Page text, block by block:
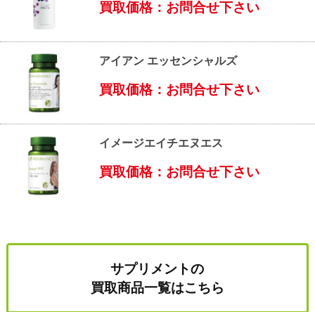
買取価格：お問合せ下さい
アイアン エッセンシャルズ
買取価格：お問合せ下さい
イメージエイチエヌエス
買取価格：お問合せ下さい
サプリメントの
買取商品一覧はこちら